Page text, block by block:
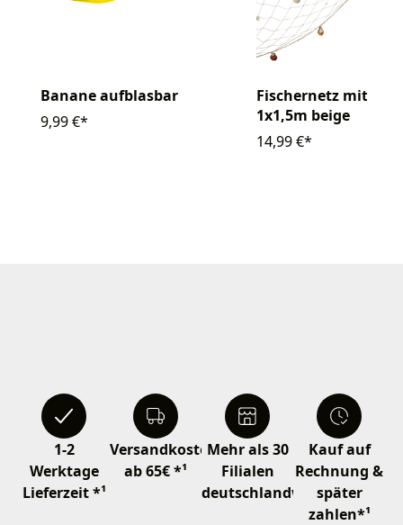
Banane aufblasbar
9,99 €*
Fischernetz mit
1x1,5m beige
14,99 €*
1-2
Werktage
Lieferzeit *¹
Versandkostenfrei
ab 65€ *¹
Mehr als 30
Filialen
deutschlandweit
Kauf auf
Rechnung &
später
zahlen*¹